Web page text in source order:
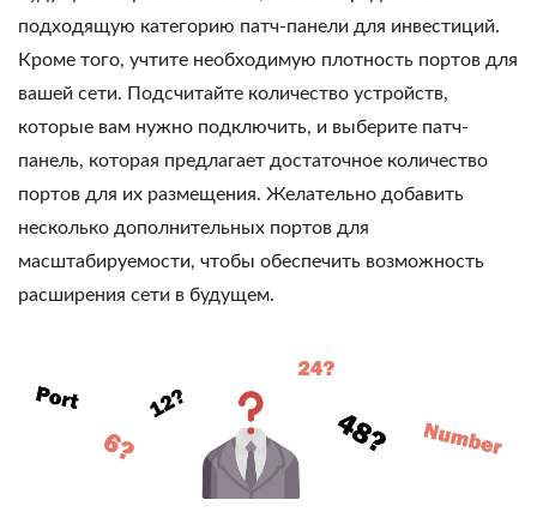
подходящую категорию патч-панели для инвестиций.
Кроме того, учтите необходимую плотность портов для
вашей сети. Подсчитайте количество устройств,
которые вам нужно подключить, и выберите патч-
панель, которая предлагает достаточное количество
портов для их размещения. Желательно добавить
несколько дополнительных портов для
масштабируемости, чтобы обеспечить возможность
расширения сети в будущем.